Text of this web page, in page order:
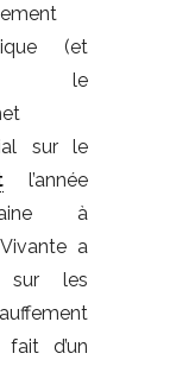
(et
le
sur le
l’année
à
a
sur les
d’un